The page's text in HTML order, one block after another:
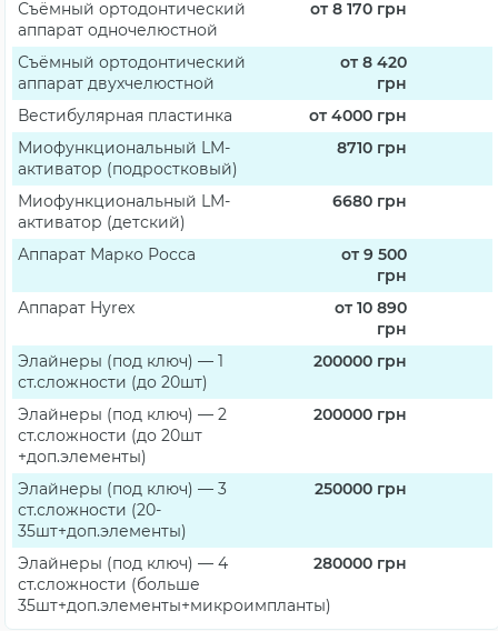
Съёмный ортодонтический
аппарат одночелюстной
от 8 170 грн
Съёмный ортодонтический
аппарат двухчелюстной
от 8 420
грн
Вестибулярная пластинка
от 4000 грн
Миофункциональный LM-
активатор (подростковый)
8710 грн
Миофункциональный LM-
активатор (детский)
6680 грн
Аппарат Марко Росса
от 9 500
грн
Аппарат Hyrex
от 10 890
грн
Элайнеры (под ключ) — 1
ст.сложности (до 20шт)
200000 грн
Элайнеры (под ключ) — 2
ст.сложности (до 20шт
+доп.элементы)
200000 грн
Элайнеры (под ключ) — 3
ст.сложности (20-
35шт+доп.элементы)
250000 грн
Элайнеры (под ключ) — 4
ст.сложности (больше
35шт+доп.элементы+микроимпланты)
280000 грн